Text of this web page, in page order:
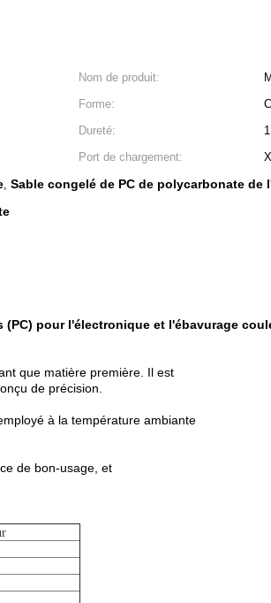
Nom de produit:
Forme:
Dureté:
Port de chargement:
, Sable congelé de PC de polycarbonate de
pour l'électronique et l'ébavurage
que matière première. Il est
de précision.
à la température ambiante
de bon-usage, et